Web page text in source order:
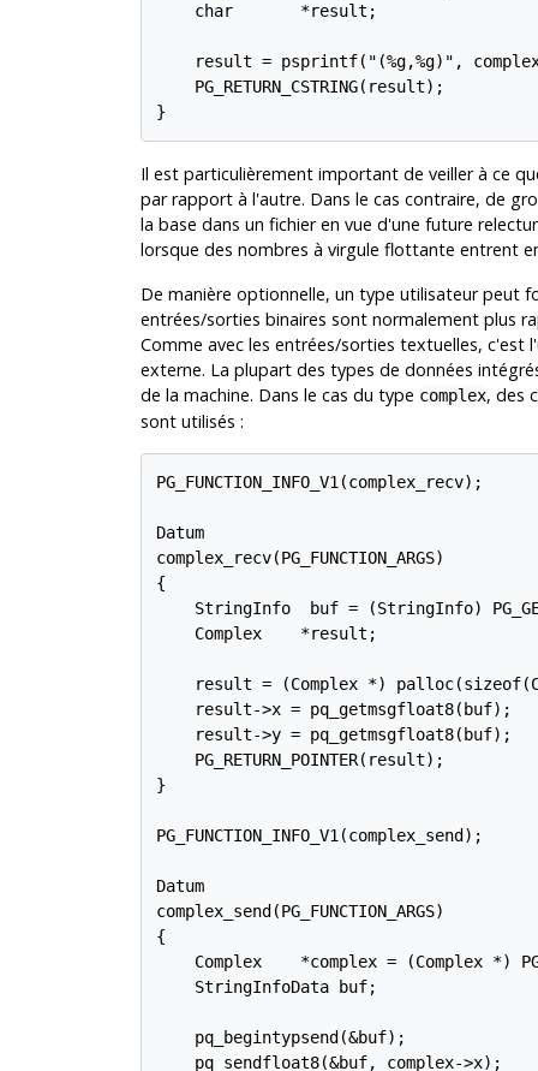
    char       *result;
result = psprintf("(%g,%g)",
    PG_RETURN_CSTRING(result);
Il est particulièrement important de veiller à ce
par rapport à l'autre. Dans le cas contraire, de
la base dans un fichier en vue d'une future
lorsque des nombres à virgule flottante entrent
De manière optionnelle, un type utilisateur peut
entrées/sorties binaires sont normalement plus
Comme avec les entrées/sorties textuelles,
externe. La plupart des types de données
de la machine. Dans le cas du type complex, des
sont utilisés :
PG_FUNCTION_INFO_V1(complex_recv);
Datum
complex_recv(PG_FUNCTION_ARGS)
{
StringInfo  buf = (StringInfo)
    Complex    *result;
result = (Complex *)
    result->x = pq_getmsgfloat8(buf);
    result->y = pq_getmsgfloat8(buf);
    PG_RETURN_POINTER(result);
}
PG_FUNCTION_INFO_V1(complex_send);
Datum
complex_send(PG_FUNCTION_ARGS)
{
Complex    *complex = (Complex *)
    StringInfoData buf;
    pq_begintypsend(&buf);
    pq_sendfloat8(&buf, complex->x);